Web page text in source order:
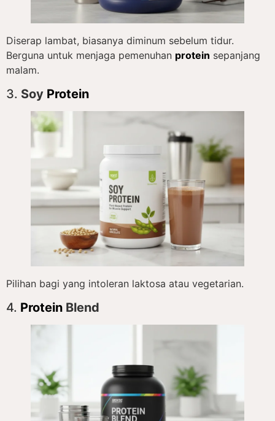
Diserap lambat, biasanya diminum sebelum tidur.
Berguna untuk menjaga pemenuhan protein sepanjang
malam.
3. Soy Protein
Pilihan bagi yang intoleran laktosa atau vegetarian.
4. Protein Blend